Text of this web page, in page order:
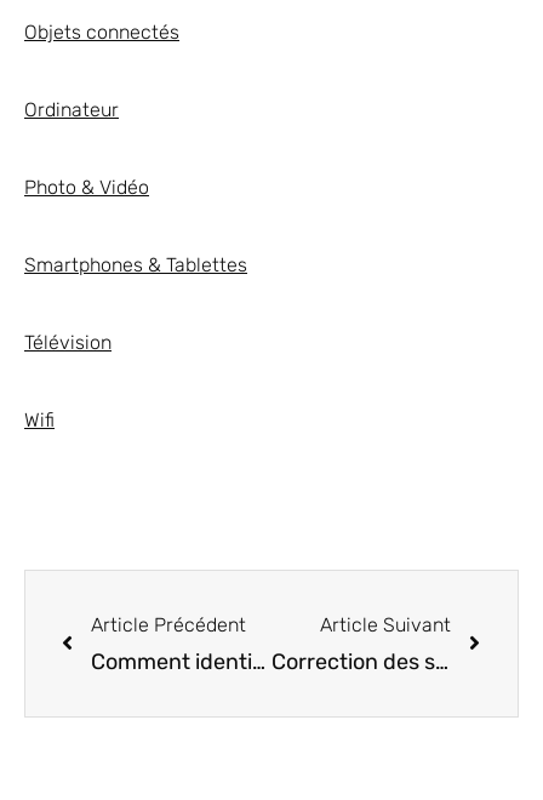
Objets connectés
Ordinateur
Photo & Vidéo
Smartphones & Tablettes
Télévision
Wifi
Article Précédent
Comment identifier facilement des chansons avec des gemini sur Android
Article Suivant
Correction des services de jeu Google Play Doufflement sur Android